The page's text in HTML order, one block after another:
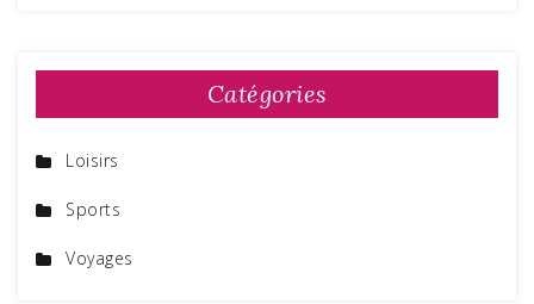
Catégories
Loisirs
Sports
Voyages